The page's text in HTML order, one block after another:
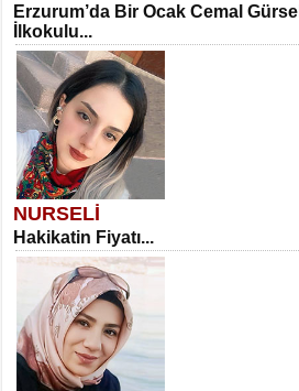
Erzurum’da Bir Ocak Cemal Gürsel
İlkokulu...
NURSELİ
Hakikatin Fiyatı...